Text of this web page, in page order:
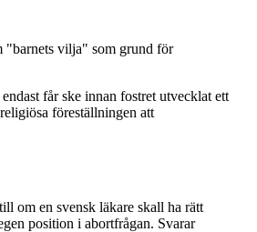
"barnets vilja" som grund för
får ske innan fostret utvecklat ett
föreställningen att
om en svensk läkare skall ha rätt
position i abortfrågan. Svarar